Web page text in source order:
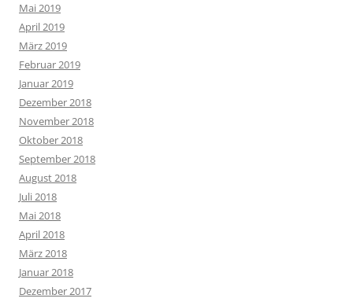
Mai 2019
April 2019
März 2019
Februar 2019
Januar 2019
Dezember 2018
November 2018
Oktober 2018
September 2018
August 2018
Juli 2018
Mai 2018
April 2018
März 2018
Januar 2018
Dezember 2017